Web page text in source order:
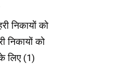
निकायों को
निकायों को
लिए (1)